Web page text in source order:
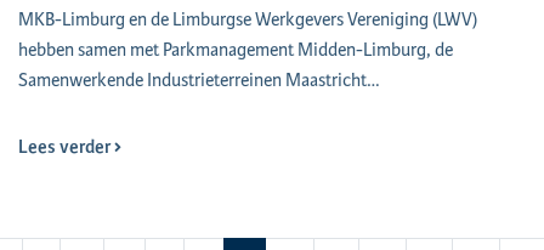
MKB-Limburg en de Limburgse Werkgevers Vereniging (LWV)
hebben samen met Parkmanagement Midden-Limburg, de
Samenwerkende Industrieterreinen Maastricht…
Lees verder